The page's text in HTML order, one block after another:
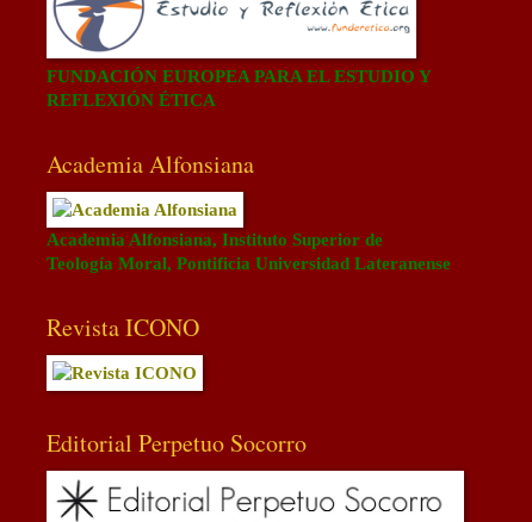
FUNDACIÓN EUROPEA PARA EL ESTUDIO Y
REFLEXIÓN ÉTICA
Academia Alfonsiana
Academia Alfonsiana, Instituto Superior de
Teología Moral, Pontificia Universidad Lateranense
Revista ICONO
Editorial Perpetuo Socorro